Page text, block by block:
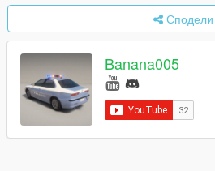
Сподели
Banana005